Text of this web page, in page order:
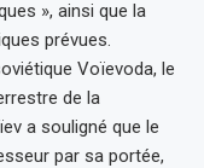
», ainsi que la
prévues.
Voïevoda, le
de la
a souligné que le
par sa portée,